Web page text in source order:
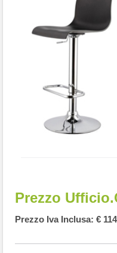
Prezzo
Prezzo Iva Inclusa: €